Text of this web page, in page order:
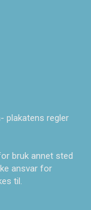
plakatens regler
bruk annet sted
ansvar for
til.